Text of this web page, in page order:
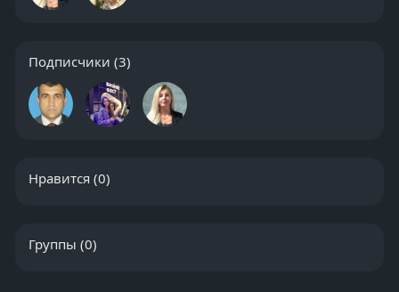
Подписчики (3)
Нравится (0)
Группы (0)